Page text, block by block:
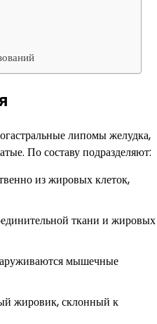
липомы желудка,
По составу подразделяют:
из жировых клеток,
ткани и жировых
мышечные
жировик, склонный к